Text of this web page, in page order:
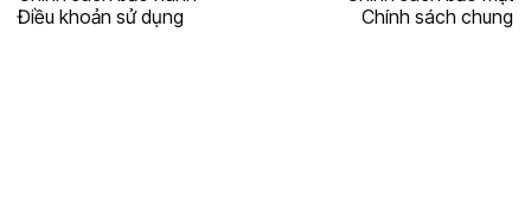
Điều khoản sử dụng
Chính sách chung